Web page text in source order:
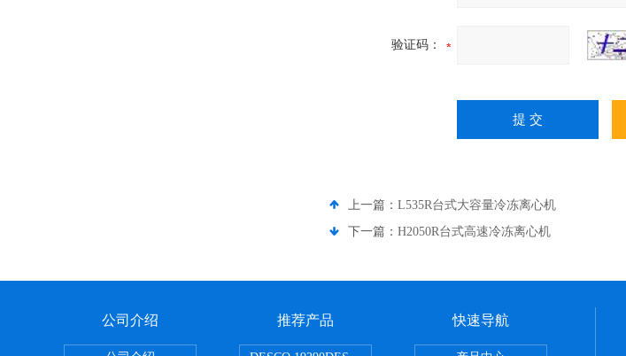
验证码：
上一篇： L535R台式大容量冷冻离心机
下一篇： H2050R台式高速冷冻离心机
公司介绍 推荐产品 快速导航